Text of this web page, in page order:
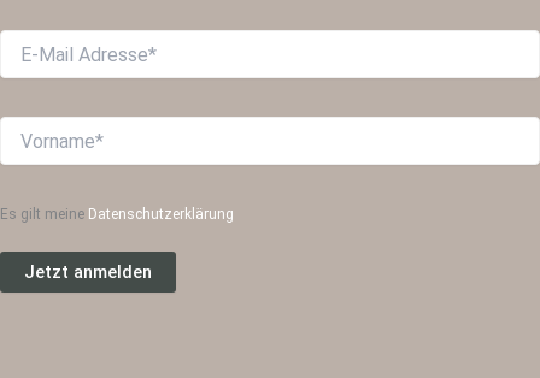
Es gilt meine Datenschutzerklärung